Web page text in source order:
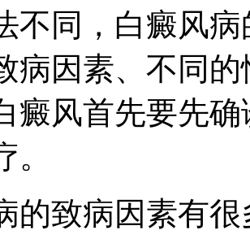
不同，白癜风
病因素、不同
癜风首先要先
的致病因素有